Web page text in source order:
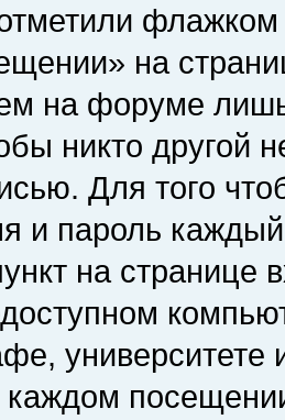
флажком
на
на форуме
никто другой
Для того
и пароль
на
университете